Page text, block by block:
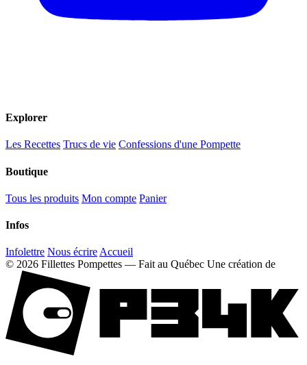
Explorer
Les Recettes Trucs de vie Confessions d'une Pompette
Boutique
Tous les produits Mon compte Panier
Infos
Infolettre Nous écrire Accueil
© 2026 Fillettes Pompettes — Fait au Québec Une création de